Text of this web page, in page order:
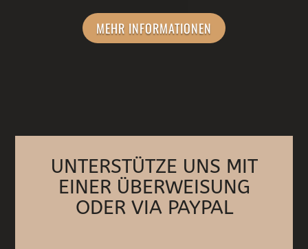
MEHR INFORMATIONEN
UNTERSTÜTZE UNS MIT
EINER ÜBERWEISUNG
ODER VIA PAYPAL